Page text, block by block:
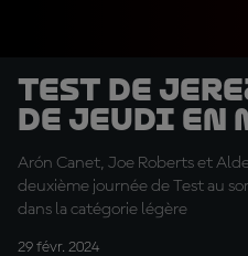
Test de
de jeudi en
Arón Canet, Joe Roberts et
deuxième journée de Test au
dans la catégorie légère
29 févr. 2024